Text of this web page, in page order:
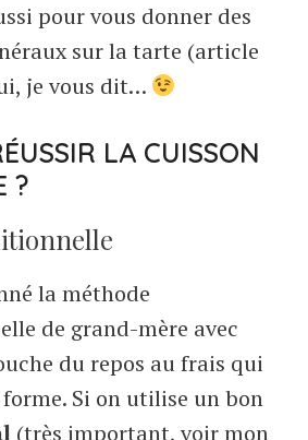
pour vous donner des
sur la tarte (article
je vous dit…
LA CUISSON
?
la méthode
de grand-mère avec
du repos au frais qui
Si on utilise un bon
(très important, voir mon